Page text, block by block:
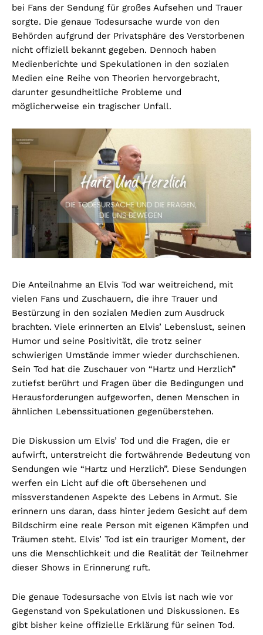
bei Fans der Sendung für großes Aufsehen und Trauer
sorgte. Die genaue Todesursache wurde von den
Behörden aufgrund der Privatsphäre des Verstorbenen
nicht offiziell bekannt gegeben. Dennoch haben
Medienberichte und Spekulationen in den sozialen
Medien eine Reihe von Theorien hervorgebracht,
darunter gesundheitliche Probleme und
möglicherweise ein tragischer Unfall.
Die Anteilnahme an Elvis Tod war weitreichend, mit
vielen Fans und Zuschauern, die ihre Trauer und
Bestürzung in den sozialen Medien zum Ausdruck
brachten. Viele erinnerten an Elvis’ Lebenslust, seinen
Humor und seine Positivität, die trotz seiner
schwierigen Umstände immer wieder durchschienen.
Sein Tod hat die Zuschauer von “Hartz und Herzlich”
zutiefst berührt und Fragen über die Bedingungen und
Herausforderungen aufgeworfen, denen Menschen in
ähnlichen Lebenssituationen gegenüberstehen.
Die Diskussion um Elvis’ Tod und die Fragen, die er
aufwirft, unterstreicht die fortwährende Bedeutung von
Sendungen wie “Hartz und Herzlich”. Diese Sendungen
werfen ein Licht auf die oft übersehenen und
missverstandenen Aspekte des Lebens in Armut. Sie
erinnern uns daran, dass hinter jedem Gesicht auf dem
Bildschirm eine reale Person mit eigenen Kämpfen und
Träumen steht. Elvis’ Tod ist ein trauriger Moment, der
uns die Menschlichkeit und die Realität der Teilnehmer
dieser Shows in Erinnerung ruft.
Die genaue Todesursache von Elvis ist nach wie vor
Gegenstand von Spekulationen und Diskussionen. Es
gibt bisher keine offizielle Erklärung für seinen Tod.